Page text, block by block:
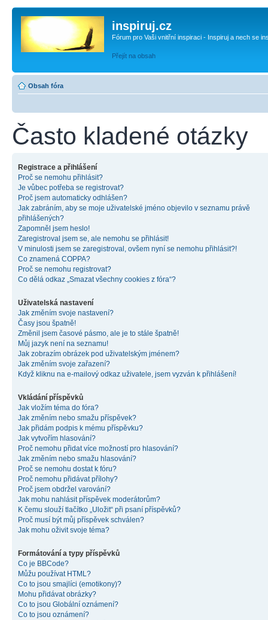
inspiruj.cz
Fórum pro Vaši vnitřní inspiraci - Inspiruj a nech se
Přejít na obsah
Obsah fóra
Často kladené otázky
Registrace a přihlášení
Proč se nemohu přihlásit?
Je vůbec potřeba se registrovat?
Proč jsem automaticky odhlášen?
Jak zabráním, aby se moje uživatelské jméno objevilo v seznamu právě
přihlášených?
Zapomněl jsem heslo!
Zaregistroval jsem se, ale nemohu se přihlásit!
V minulosti jsem se zaregistroval, ovšem nyní se nemohu přihlásit?!
Co znamená COPPA?
Proč se nemohu registrovat?
Co dělá odkaz „Smazat všechny cookies z fóra“?
Uživatelská nastavení
Jak změním svoje nastavení?
Časy jsou špatně!
Změnil jsem časové pásmo, ale je to stále špatně!
Můj jazyk není na seznamu!
Jak zobrazím obrázek pod uživatelským jménem?
Jak změním svoje zařazení?
Když kliknu na e-mailový odkaz uživatele, jsem vyzván k přihlášení!
Vkládání příspěvků
Jak vložím téma do fóra?
Jak změním nebo smažu příspěvek?
Jak přidám podpis k mému příspěvku?
Jak vytvořím hlasování?
Proč nemohu přidat více možností pro hlasování?
Jak změním nebo smažu hlasování?
Proč se nemohu dostat k fóru?
Proč nemohu přidávat přílohy?
Proč jsem obdržel varování?
Jak mohu nahlásit příspěvek moderátorům?
K čemu slouží tlačítko „Uložit“ při psaní příspěvků?
Proč musí být můj příspěvek schválen?
Jak mohu oživit svoje téma?
Formátování a typy příspěvků
Co je BBCode?
Můžu používat HTML?
Co to jsou smajlíci (emotikony)?
Mohu přidávat obrázky?
Co to jsou Globální oznámení?
Co to jsou oznámení?